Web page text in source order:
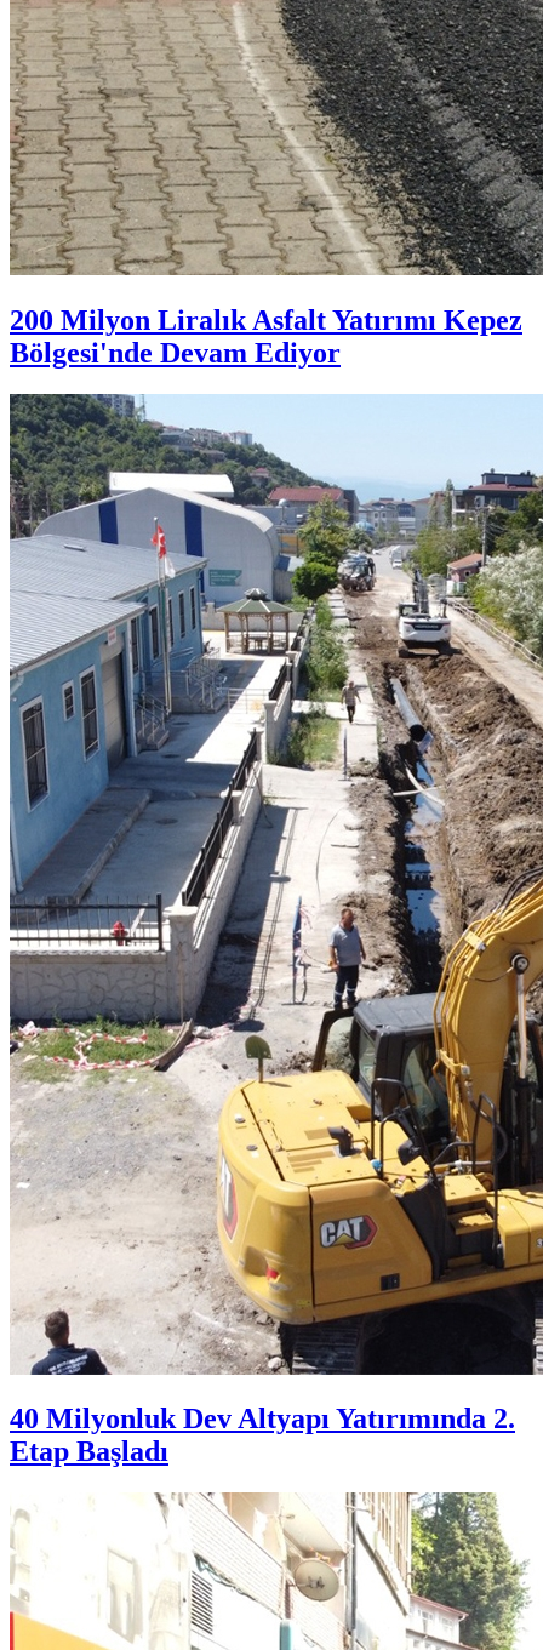
200 Milyon Liralık Asfalt Yatırımı Kepez
Bölgesi'nde Devam Ediyor
40 Milyonluk Dev Altyapı Yatırımında 2.
Etap Başladı